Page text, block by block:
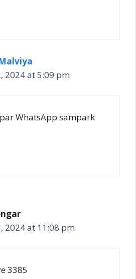
2024 at 5:09 pm
WhatsApp sampark
2024 at 11:08 pm
3385